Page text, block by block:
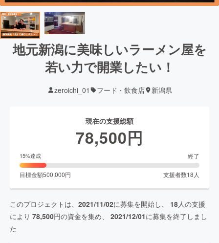
地元新潟に美味しいラーメン屋を
若い力で開業したい！
zeroichi_01 フード・飲食店 新潟県
現在の支援総額
78,500円
15%達成 終了
目標金額500,000円 支援者数18 人
このプロジェクトは、 2021/11/02に募集を開始し、 18人の支援
により 78,500円の資金を集め、 2021/12/01に募集を終了しまし
た